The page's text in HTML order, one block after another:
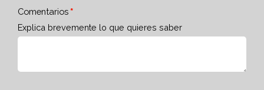
Comentarios
Explica brevemente lo que quieres saber